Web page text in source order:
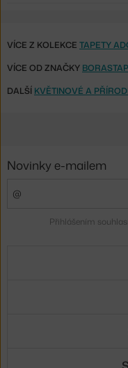
VÍCE Z KOLEKCE TAPETY
VÍCE OD ZNAČKY
DALŠÍ KVĚTINOVÉ A
Novinky e-mailem
Přihlášením